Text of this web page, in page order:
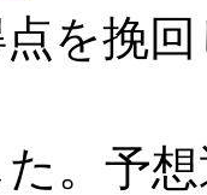
挽回
予想